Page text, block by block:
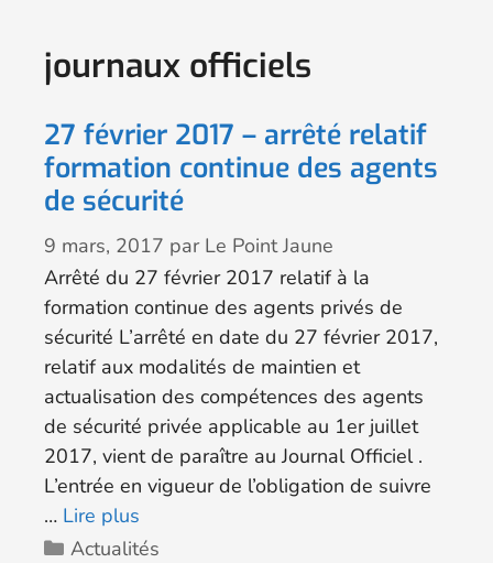
journaux officiels
27 février 2017 – arrêté relatif
formation continue des agents
de sécurité
9 mars, 2017 par Le Point Jaune
Arrêté du 27 février 2017 relatif à la
formation continue des agents privés de
sécurité L’arrêté en date du 27 février 2017,
relatif aux modalités de maintien et
actualisation des compétences des agents
de sécurité privée applicable au 1er juillet
2017, vient de paraître au Journal Officiel .
L’entrée en vigueur de l’obligation de suivre
… Lire plus
Actualités